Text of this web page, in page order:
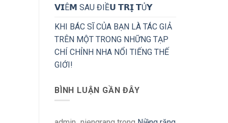
𝗩𝗜Ê𝗠 SAU ĐIỀ𝗨 𝗧𝗥𝗜̣ 𝗧Ủ𝗬
KHI BÁC SĨ CỦA BẠN LÀ TÁC GIẢ
TRÊN MỘT TRONG NHỮNG TẠP
CHÍ CHỈNH NHA NỔI TIẾNG THẾ
GIỚI!
BÌNH LUẬN GẦN ĐÂY